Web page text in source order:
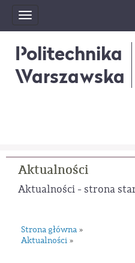
Toggle
navigation
Politechnika
Warszawska
Aktualności
Aktualności - strona
Strona główna »
Aktualności »